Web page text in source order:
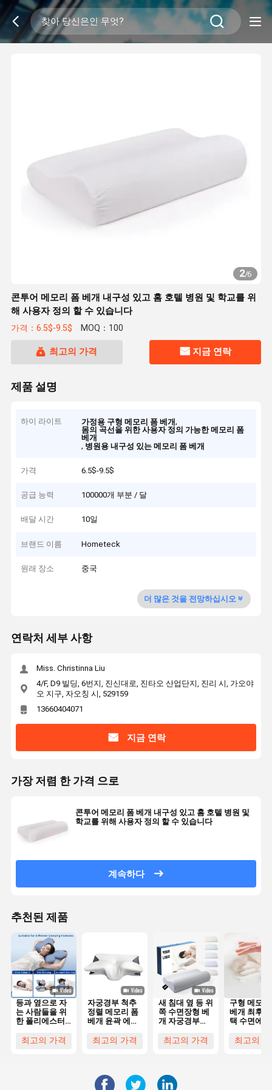
2/6
콘투어 메모리 폼 베개 내구성 있고 홈 호텔 병원 및 학교를 위
해 사용자 정의 할 수 있습니다
가격：6.5$-9.5$ MOQ：100
최고의 가격 지금 연락
제품 설명
하이 라이트 가정용 구형 메모리 폼 베개,
몸의 곡선을 위한 사용자 정의 가능한 메모리 폼
베개
, 병원용 내구성 있는 메모리 폼 베개
가격 6.5$-9.5$
공급 능력 100000개 부분 / 달
배달 시간 10일
브랜드 이름 Hometeck
원래 장소 중국
더 많은 것을 전망하십시오
연락처 세부 사항
Miss. Christinna Liu
4/F, D9 빌딩, 6번지, 진신대로, 진타오 산업단지, 진리 시, 가오야
오 지구, 자오칭 시, 529159
13660404071
지금 연락
가장 저렴 한 가격 으로
콘투어 메모리 폼 베개 내구성 있고 홈 호텔 병원 및
학교를 위해 사용자 정의 할 수 있습니다
계속하다
추천된 제품
등과 옆으로 자
는 사람들을 위
한 폴리에스터
곽 메모리폼 베
최고의 가격
자궁경부 척추
정렬 메모리 폼
베개 윤곽 에르
양최고의 가격
새 침대 옆 등 위
쪽 수면장형 베
개 자궁경부
일 인체공학
최고의 가격
구형 메모리
베개 최후의
택 수면에
목과 머리
최고의